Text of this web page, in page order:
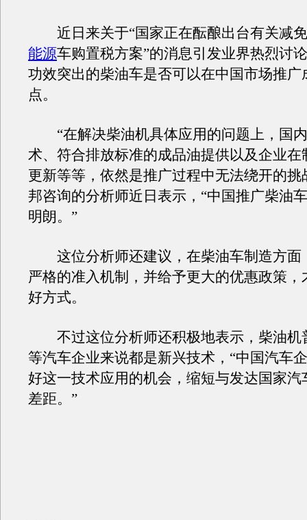
近日来关于“国家正在酝酿出台有关减
能源车购置税方案”的消息引发业界热烈讨
功效突出的柴油车是否可以在中国市场推广
点。
“在解决柴油机具体应用的问题上，国
术、符合排放标准的成品油提供以及企业在
更新等等，依然是推广过程中无法绕开的挑
邦咨询的分析师近日表示，“中国推广柴油
明朗。”
这位分析师还建议，在柴油车制造方面
严格的准入机制，并给予更大的优惠政策，
好方式。
不过这位分析师还积极地表示，柴油机
等汽车企业来说都是新兴技术，“中国汽车
好这一技术应用的机会，缩短与发达国家汽
差距。”